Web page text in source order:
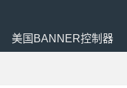
美国BANNER控制器